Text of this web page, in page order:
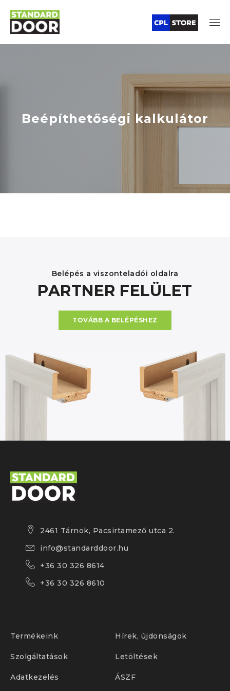
Beépíthetőségi kalkulátor
Belépés a viszonteladói oldalra
PARTNER FELÜLET
TOVÁBB A BELÉPÉSHEZ
2461 Tárnok, Pacsirtamező utca 2.
info@standarddoor.hu
+36 30 326 8614
+36 30 326 8610
Termékeink Hírek, újdonságok
Szolgáltatások Letöltések
Adatkezelés ÁSZF